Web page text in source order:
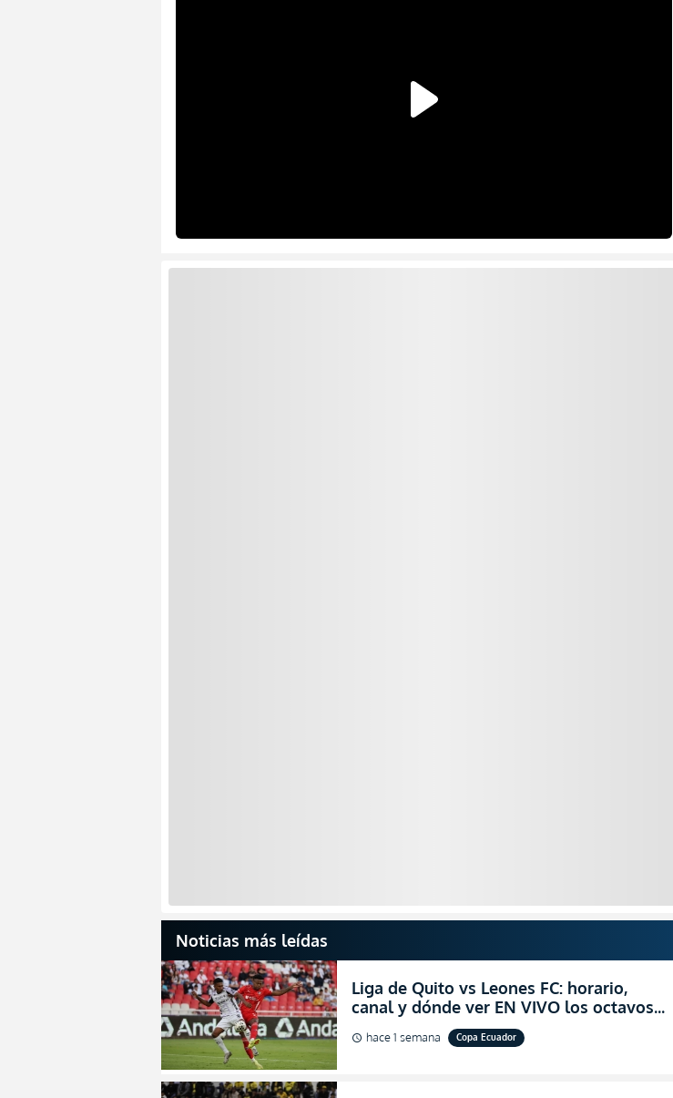
Noticias más leídas
Liga de Quito vs Leones FC: horario,
canal y dónde ver EN VIVO los octavos
de final de la Copa Ecuador 2026
schedule hace 1 semana Copa Ecuador